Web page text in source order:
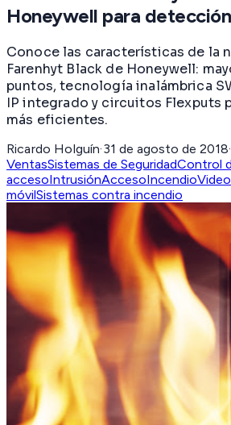
Honeywell para
Conoce las características de la
Farenhyt Black de Honeywell:
puntos, tecnología inalámbrica
IP integrado y circuitos Flexputs
más eficientes.
Ricardo Holguín·31 de agosto de 2018·
VentasSistemas de SeguridadControl
accesoIntrusiónAccesoIncendio
móvilSistemas contra incendio